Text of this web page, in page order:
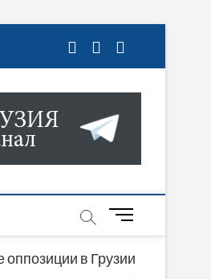
ОНЛАЙН. НА
И МНОГОЕ
M
e
n
в Грузии